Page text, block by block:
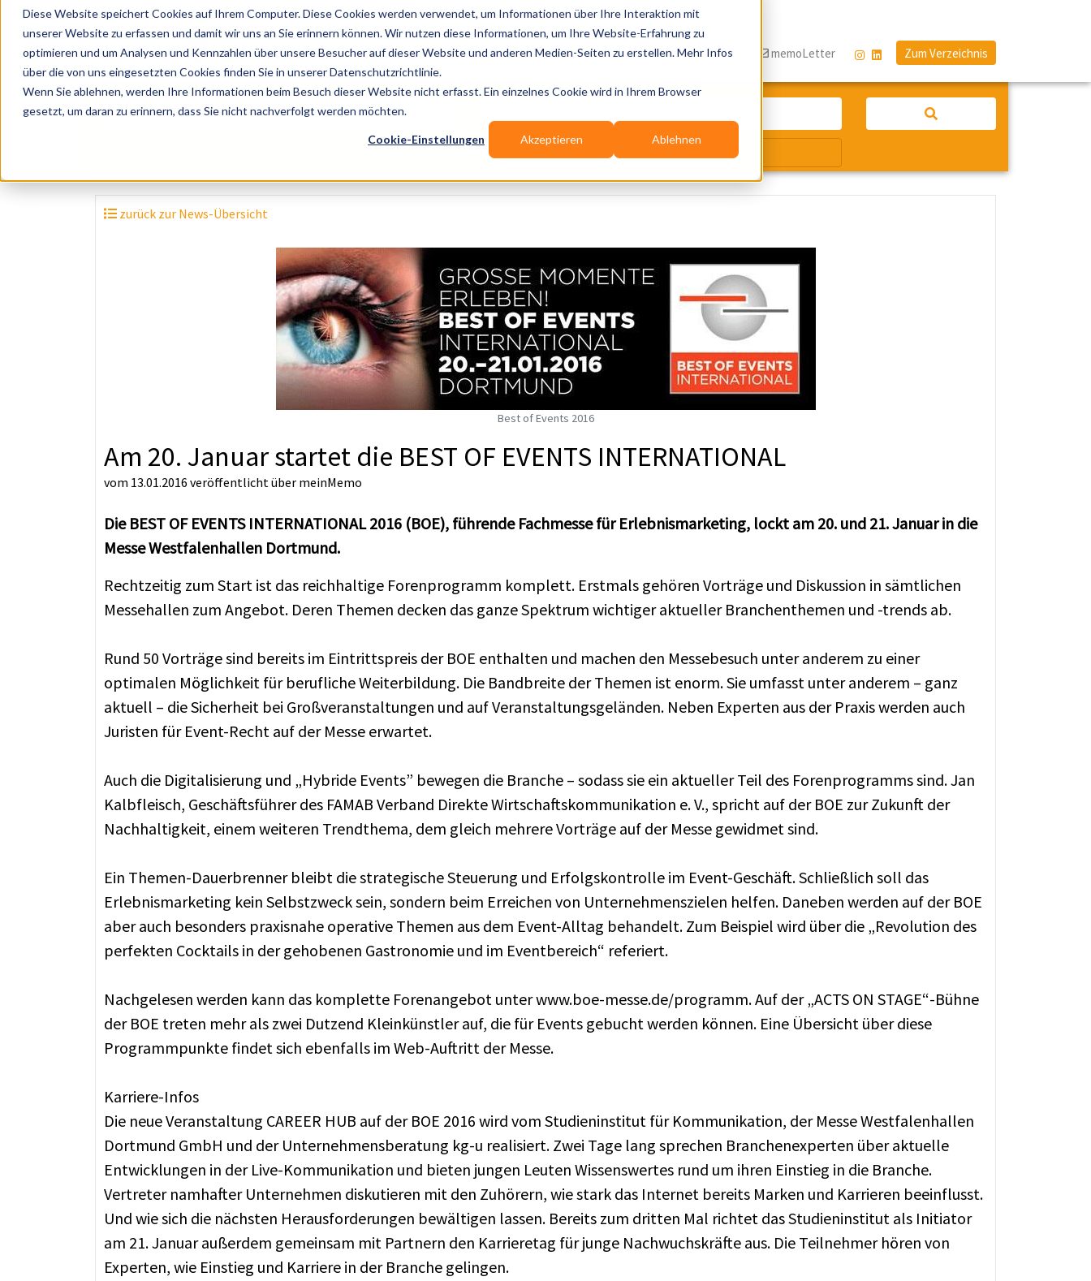
Diese Website speichert Cookies auf Ihrem Computer. Diese Cookies werden verwendet, um Informationen über Ihre Interaktion mit
unserer Website zu erfassen und damit wir uns an Sie erinnern können. Wir nutzen diese Informationen, um Ihre Website-Erfahrung zu
optimieren und um Analysen und Kennzahlen über unsere Besucher auf dieser Website und anderen Medien-Seiten zu erstellen. Mehr Infos
über die von uns eingesetzten Cookies finden Sie in unserer Datenschutzrichtlinie.
Wenn Sie ablehnen, werden Ihre Informationen beim Besuch dieser Website nicht erfasst. Ein einzelnes Cookie wird in Ihrem Browser
gesetzt, um daran zu erinnern, dass Sie nicht nachverfolgt werden möchten.
Cookie-Einstellungen Akzeptieren Ablehnen
zurück zur News-Übersicht
Best of Events 2016
Am 20. Januar startet die BEST OF EVENTS INTERNATIONAL
vom 13.01.2016 veröffentlicht über meinMemo
Die BEST OF EVENTS INTERNATIONAL 2016 (BOE), führende Fachmesse für Erlebnismarketing, lockt am 20. und 21. Januar in die
Messe Westfalenhallen Dortmund.
Rechtzeitig zum Start ist das reichhaltige Forenprogramm komplett. Erstmals gehören Vorträge und Diskussion in sämtlichen
Messehallen zum Angebot. Deren Themen decken das ganze Spektrum wichtiger aktueller Branchenthemen und -trends ab.
Rund 50 Vorträge sind bereits im Eintrittspreis der BOE enthalten und machen den Messebesuch unter anderem zu einer
optimalen Möglichkeit für berufliche Weiterbildung. Die Bandbreite der Themen ist enorm. Sie umfasst unter anderem – ganz
aktuell – die Sicherheit bei Großveranstaltungen und auf Veranstaltungsgeländen. Neben Experten aus der Praxis werden auch
Juristen für Event-Recht auf der Messe erwartet.
Auch die Digitalisierung und „Hybride Events” bewegen die Branche – sodass sie ein aktueller Teil des Forenprogramms sind. Jan
Kalbfleisch, Geschäftsführer des FAMAB Verband Direkte Wirtschaftskommunikation e. V., spricht auf der BOE zur Zukunft der
Nachhaltigkeit, einem weiteren Trendthema, dem gleich mehrere Vorträge auf der Messe gewidmet sind.
Ein Themen-Dauerbrenner bleibt die strategische Steuerung und Erfolgskontrolle im Event-Geschäft. Schließlich soll das
Erlebnismarketing kein Selbstzweck sein, sondern beim Erreichen von Unternehmenszielen helfen. Daneben werden auf der BOE
aber auch besonders praxisnahe operative Themen aus dem Event-Alltag behandelt. Zum Beispiel wird über die „Revolution des
perfekten Cocktails in der gehobenen Gastronomie und im Eventbereich“ referiert.
Nachgelesen werden kann das komplette Forenangebot unter www.boe-messe.de/programm. Auf der „ACTS ON STAGE“-Bühne
der BOE treten mehr als zwei Dutzend Kleinkünstler auf, die für Events gebucht werden können. Eine Übersicht über diese
Programmpunkte findet sich ebenfalls im Web-Auftritt der Messe.
Karriere-Infos
Die neue Veranstaltung CAREER HUB auf der BOE 2016 wird vom Studieninstitut für Kommunikation, der Messe Westfalenhallen
Dortmund GmbH und der Unternehmensberatung kg-u realisiert. Zwei Tage lang sprechen Branchenexperten über aktuelle
Entwicklungen in der Live-Kommunikation und bieten jungen Leuten Wissenswertes rund um ihren Einstieg in die Branche.
Vertreter namhafter Unternehmen diskutieren mit den Zuhörern, wie stark das Internet bereits Marken und Karrieren beeinflusst.
Und wie sich die nächsten Herausforderungen bewältigen lassen. Bereits zum dritten Mal richtet das Studieninstitut als Initiator
am 21. Januar außerdem gemeinsam mit Partnern den Karrieretag für junge Nachwuchskräfte aus. Die Teilnehmer hören von
Experten, wie Einstieg und Karriere in der Branche gelingen.
Publikationen Branchen-Infos Services Blog memoLetter Zum Verzeichnis
Künstler, Zelte, Bands, Catering, ...
Wir suchen für Dich